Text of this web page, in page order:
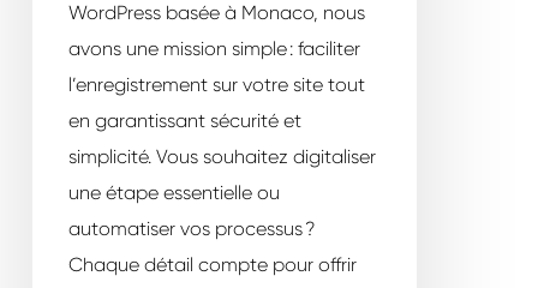
WordPress basée à Monaco, nous
avons une mission simple : faciliter
l’enregistrement sur votre site tout
en garantissant sécurité et
simplicité. Vous souhaitez digitaliser
une étape essentielle ou
automatiser vos processus ?
Chaque détail compte pour offrir